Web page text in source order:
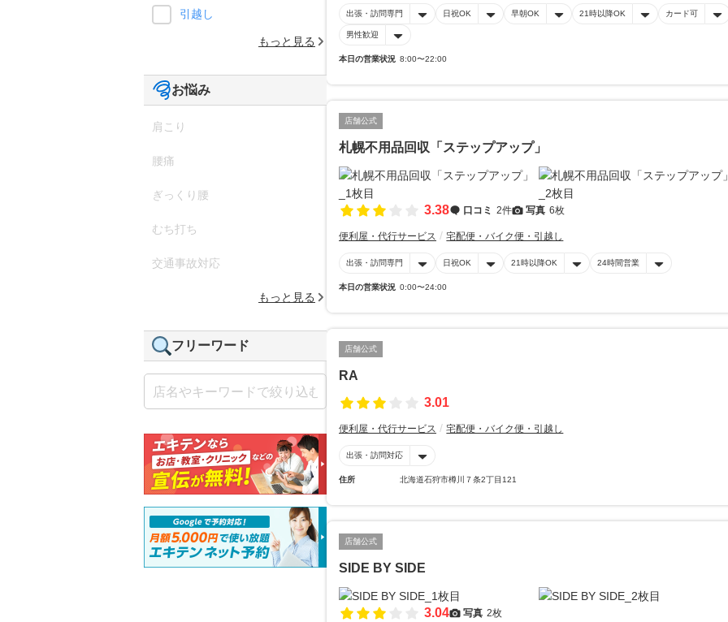
出張・訪問専門 日祝OK 早朝OK 21時以降OK カード可
男性歓迎
本日の営業状況 8:00〜22:00
店舗公式
札幌不用品回収「ステップアップ」
3.38 口コミ 2件 写真 6枚
便利屋・代行サービス 宅配便・バイク便・引越し
出張・訪問専門 日祝OK 21時以降OK 24時間営業
本日の営業状況 0:00〜24:00
店舗公式
RA
3.01
便利屋・代行サービス 宅配便・バイク便・引越し
出張・訪問対応
住所 北海道石狩市樽川７条2丁目121
店舗公式
SIDE BY SIDE
3.04 写真 2枚
引越し
もっと見る
お悩み
肩こり
腰痛
ぎっくり腰
むち打ち
交通事故対応
もっと見る
フリーワード